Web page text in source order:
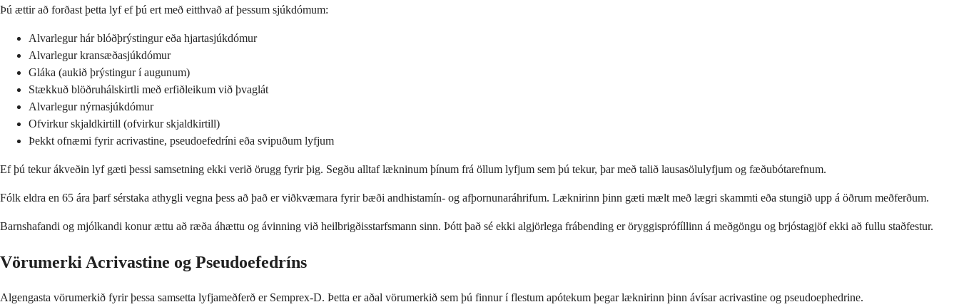
Þú ættir að forðast þetta lyf ef þú ert með eitthvað af þessum sjúkdómum:
Alvarlegur hár blóðþrýstingur eða hjartasjúkdómur
Alvarlegur kransæðasjúkdómur
Gláka (aukið þrýstingur í augunum)
Stækkuð blöðruhálskirtli með erfiðleikum við þvaglát
Alvarlegur nýrnasjúkdómur
Ofvirkur skjaldkirtill (ofvirkur skjaldkirtill)
Þekkt ofnæmi fyrir acrivastine, pseudoefedríni eða svipuðum lyfjum
Ef þú tekur ákveðin lyf gæti þessi samsetning ekki verið örugg fyrir þig. Segðu alltaf lækninum þínum frá öllum lyfjum sem þú tekur, þar með talið lausasölulyfjum og fæðubótarefnum.
Fólk eldra en 65 ára þarf sérstaka athygli vegna þess að það er viðkvæmara fyrir bæði andhistamín- og afþornunaráhrifum. Læknirinn þinn gæti mælt með lægri skammti eða stungið upp á öðrum meðferðum.
Barnshafandi og mjólkandi konur ættu að ræða áhættu og ávinning við heilbrigðisstarfsmann sinn. Þótt það sé ekki algjörlega frábending er öryggisprófíllinn á meðgöngu og brjóstagjöf ekki að fullu staðfestur.
Vörumerki Acrivastine og Pseudoefedríns
Algengasta vörumerkið fyrir þessa samsetta lyfjameðferð er Semprex-D. Þetta er aðal vörumerkið sem þú finnur í flestum apótekum þegar læknirinn þinn ávísar acrivastine og pseudoephedrine.